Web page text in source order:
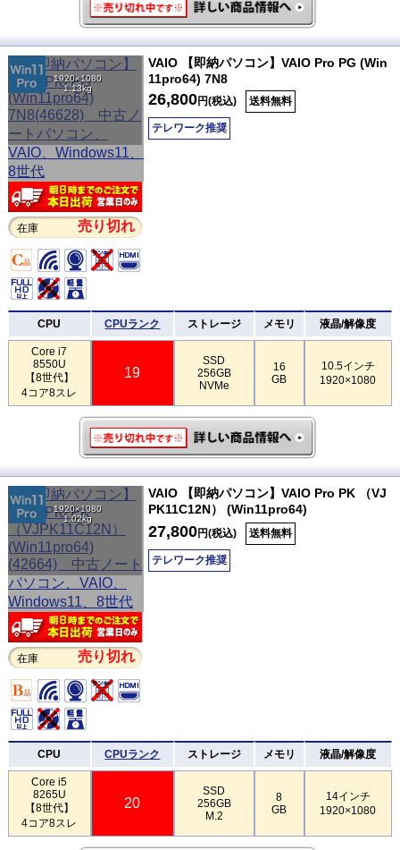
1920×1080
1.13kg
在庫 売り切れ
VAIO 【即納パソコン】VAIO Pro PG (Win
11pro64) 7N8
26,800円(税込) 送料無料
テレワーク推奨
CPU CPUランク ストレージ メモリ 液晶/解像度
Core i7
8550U
【8世代】
4コア8スレ
19
SSD
256GB
NVMe
16
GB
10.5インチ
1920×1080
1920×1080
1.02kg
在庫 売り切れ
VAIO 【即納パソコン】VAIO Pro PK （VJ
PK11C12N） (Win11pro64)
27,800円(税込) 送料無料
テレワーク推奨
CPU CPUランク ストレージ メモリ 液晶/解像度
Core i5
8265U
【8世代】
4コア8スレ
20
SSD
256GB
M.2
8
GB
14インチ
1920×1080